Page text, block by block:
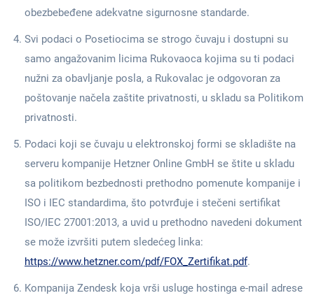
obezbebeđene adekvatne sigurnosne standarde.
Svi podaci o Posetiocima se strogo čuvaju i dostupni su
samo angažovanim licima Rukovaoca kojima su ti podaci
nužni za obavljanje posla, a Rukovalac je odgovoran za
poštovanje načela zaštite privatnosti, u skladu sa Politikom
privatnosti.
Podaci koji se čuvaju u elektronskoj formi se skladište na
serveru kompanije Hetzner Online GmbH se štite u skladu
sa politikom bezbednosti prethodno pomenute kompanije i
ISO i IEC standardima, što potvrđuje i stečeni sertifikat
ISO/IEC 27001:2013, a uvid u prethodno navedeni dokument
se može izvršiti putem sledećeg linka:
https://www.hetzner.com/pdf/FOX_Zertifikat.pdf.
Kompanija Zendesk koja vrši usluge hostinga e-mail adrese